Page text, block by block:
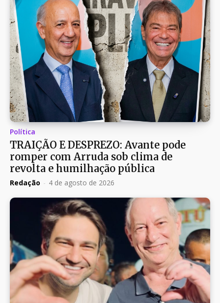
Política
TRAIÇÃO E DESPREZO: Avante pode
romper com Arruda sob clima de
revolta e humilhação pública
Redação - 4 de agosto de 2026